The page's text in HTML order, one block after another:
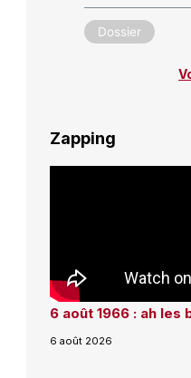
Dossier
Zapping
6 août 1966 : ah les
6 août 2026